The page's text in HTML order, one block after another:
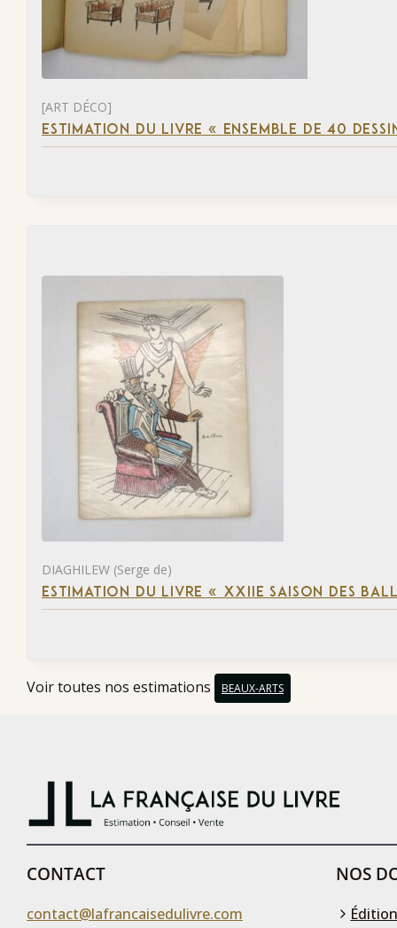
[ART DÉCO]
ESTIMATION DU LIVRE « ENSEMBLE DE 40
DIAGHILEW (Serge de)
ESTIMATION DU LIVRE « XXIIE SAISON DES
Voir toutes nos estimations BEAUX-ARTS
CONTACT
contact@lafrancaisedulivre.com
NOS